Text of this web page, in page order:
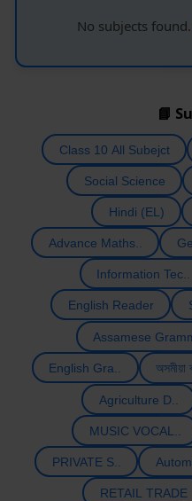
No subjects found.
📘
Class 10 All Subejct
Social Science
Hindi (EL)
Advance Maths..
Information Tec..
English Reader
Assamese
English Gra.. অসমীয়া
Agriculture D..
MUSIC VOCAL..
PRIVATE S..
RETAIL TRADE